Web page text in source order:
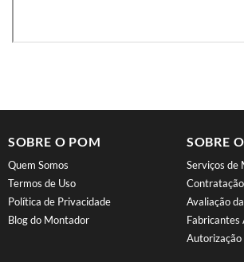
SOBRE O POM
Quem Somos
Termos de Uso
Política de Privacidade
Blog do Montador
SOBRE
Serviços de
Avaliação
Fabricantes